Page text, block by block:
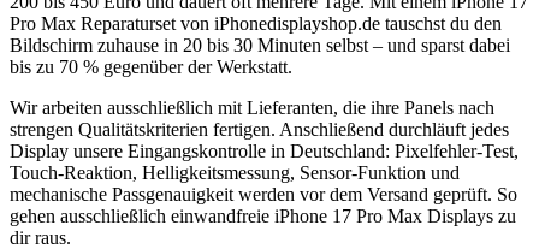
Pro Max Reparaturset von iPhonedisplayshop.de tauschst du den
Bildschirm zuhause in 20 bis 30 Minuten selbst – und sparst dabei
bis zu 70 % gegenüber der Werkstatt.
Wir arbeiten ausschließlich mit Lieferanten, die ihre Panels nach
strengen Qualitätskriterien fertigen. Anschließend durchläuft jedes
Display unsere Eingangskontrolle in Deutschland: Pixelfehler-Test,
Touch-Reaktion, Helligkeitsmessung, Sensor-Funktion und
mechanische Passgenauigkeit werden vor dem Versand geprüft. So
gehen ausschließlich einwandfreie iPhone 17 Pro Max Displays zu
dir raus.